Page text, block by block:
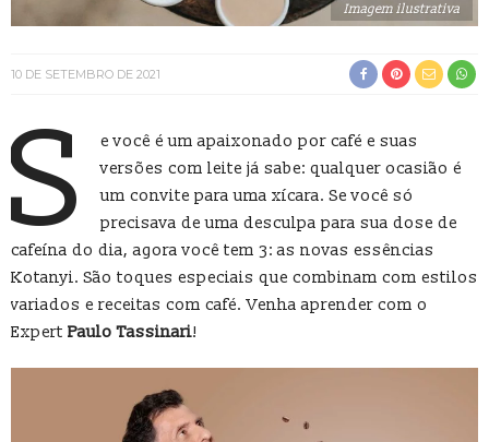
Imagem ilustrativa
10 DE SETEMBRO DE 2021
S
e você é um apaixonado por café e suas
versões com leite já sabe: qualquer ocasião é
um convite para uma xícara. Se você só
precisava de uma desculpa para sua dose de
cafeína do dia, agora você tem 3: as novas essências
Kotanyi. São toques especiais que combinam com estilos
variados e receitas com café. Venha aprender com o
Expert Paulo Tassinari!